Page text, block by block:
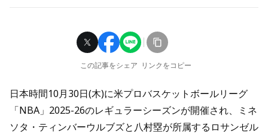
この記事をシェア リンクをコピー
日本時間10月30日(木)に米プロバスケットボールリーグ
「NBA」2025-26のレギュラーシーズンが開催され、ミネ
ソタ・ティンバーウルブズと八村塁が所属するロサンゼル